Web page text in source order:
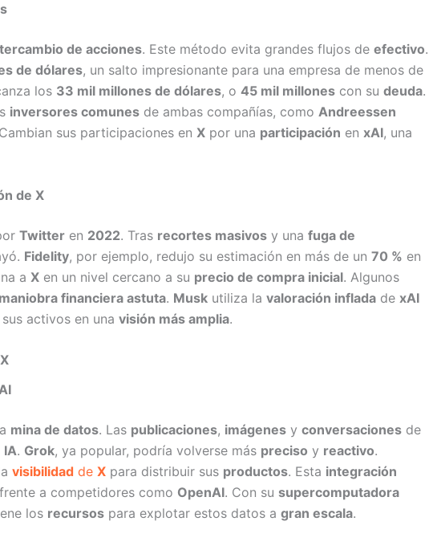
de acciones. Este método evita grandes flujos de efectivo.
de dólares, un salto impresionante para una empresa de menos de
los 33 mil millones de dólares, o 45 mil millones con su deuda.
inversores comunes de ambas compañías, como Andreessen
sus participaciones en X por una participación en xAI, una
de X
Twitter en 2022. Tras recortes masivos y una fuga de
Fidelity, por ejemplo, redujo su estimación en más de un 70 % en
a X en un nivel cercano a su precio de compra inicial. Algunos
maniobra financiera astuta. Musk utiliza la valoración inflada de xAI
activos en una visión más amplia.
mina de datos. Las publicaciones, imágenes y conversaciones de
IA. Grok, ya popular, podría volverse más preciso y reactivo.
visibilidad de X para distribuir sus productos. Esta integración
a competidores como OpenAI. Con su supercomputadora
los recursos para explotar estos datos a gran escala.